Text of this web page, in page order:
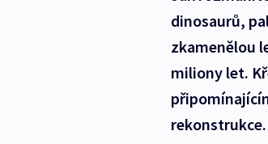
dinosaurů,
zkamenělou
miliony let.
rekonstrukce.